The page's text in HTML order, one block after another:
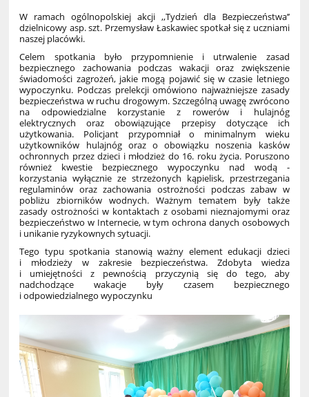
W ramach ogólnopolskiej akcji ,,Tydzień dla Bezpieczeństwa’’
dzielnicowy asp. szt. Przemysław Łaskawiec spotkał się z uczniami
naszej placówki.
Celem spotkania było przypomnienie i utrwalenie zasad
bezpiecznego zachowania podczas wakacji oraz zwiększenie
świadomości zagrożeń, jakie mogą pojawić się w czasie letniego
wypoczynku. Podczas prelekcji omówiono najważniejsze zasady
bezpieczeństwa w ruchu drogowym. Szczególną uwagę zwrócono
na odpowiedzialne korzystanie z rowerów i hulajnóg
elektrycznych oraz obowiązujące przepisy dotyczące ich
użytkowania. Policjant przypomniał o minimalnym wieku
użytkowników hulajnóg oraz o obowiązku noszenia kasków
ochronnych przez dzieci i młodzież do 16. roku życia. Poruszono
również kwestie bezpiecznego wypoczynku nad wodą -
korzystania wyłącznie ze strzeżonych kąpielisk, przestrzegania
regulaminów oraz zachowania ostrożności podczas zabaw w
pobliżu zbiorników wodnych. Ważnym tematem były także
zasady ostrożności w kontaktach z osobami nieznajomymi oraz
bezpieczeństwo w Internecie, w tym ochrona danych osobowych
i unikanie ryzykownych sytuacji.
Tego typu spotkania stanowią ważny element edukacji dzieci
i młodzieży w zakresie bezpieczeństwa. Zdobyta wiedza
i umiejętności z pewnością przyczynią się do tego, aby
nadchodzące wakacje były czasem bezpiecznego
i odpowiedzialnego wypoczynku